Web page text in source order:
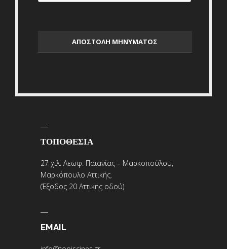
ΤΟΠΟΘΕΣΙΑ
27 χιλ. Λεωφ. Παιανίας – Μαρκοπούλου,
Μαρκόπουλο Αττικής.
(Έξοδος 20 Αττικής οδού)
EMAIL